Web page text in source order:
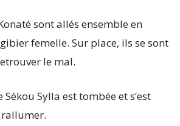
sont allés ensemble en
femelle. Sur place, ils se sont
le mal.
Sylla est tombée et s’est
rallumer.